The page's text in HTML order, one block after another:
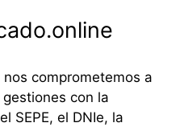
comprometemos a
con la
SEPE, el DNIe, la